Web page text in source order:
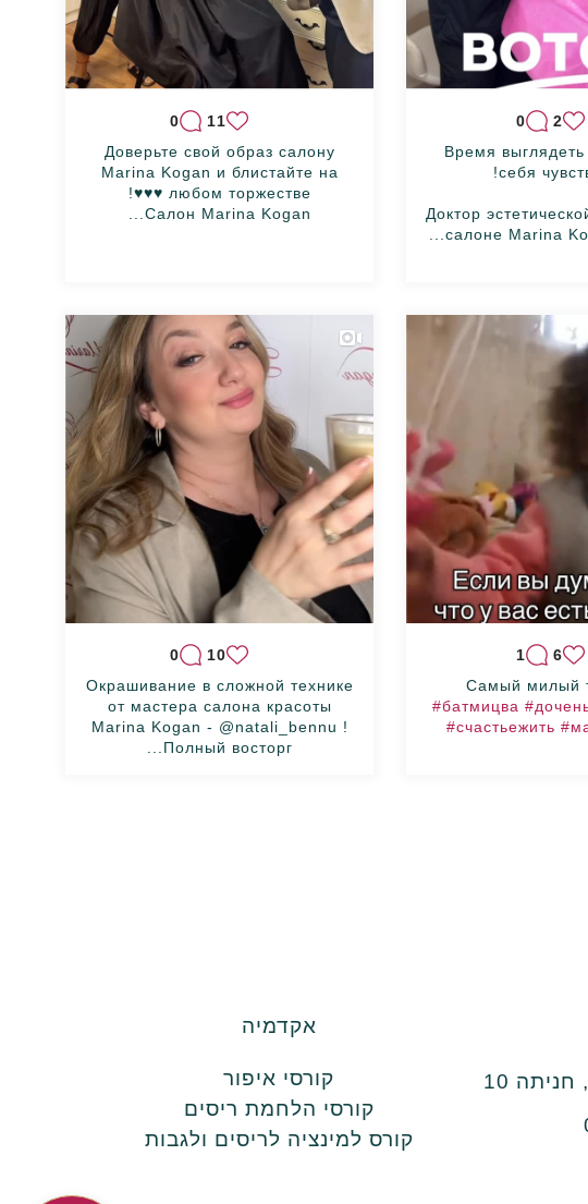
2
0
Время выглядеть
себя
Доктор
салоне Marina
11
0
Доверьте свой образ салону
Marina Kogan и блистайте на
любом торжестве ♥️♥️♥️!
Салон Marina Kogan...
6
1
Самый милый
#батмицва
#счастьежить
10
0
Окрашивание в сложной технике
от мастера салона красоты
Marina Kogan - @natali_bennu !
Полный восторг...
10
אקדמיה
קורסי איפור
קורסי הלחמת ריסים
קורס למינציה לריסים ולגבות